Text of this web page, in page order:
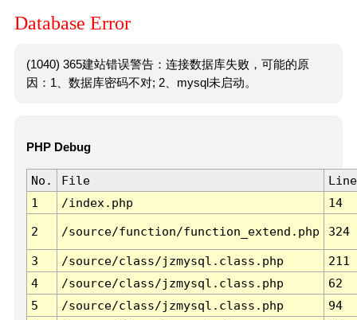
Database Error
(1040) 365建站错误警告：连接数据库失败，可能的原
因：1、数据库密码不对; 2、mysql未启动。
PHP Debug
No. File
Line
1
/index.php 14
2 /source/function/function_extend.php 324
3 /source/class/jzmysql.class.php
211
4
/source/class/jzmysql.class.php
62
5
/source/class/jzmysql.class.php
94